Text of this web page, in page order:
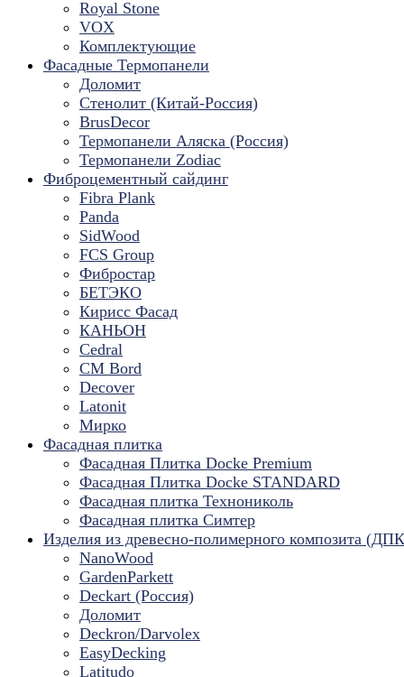
Royal Stone
VOX
Комплектующие
Фасадные Термопанели
Доломит
Стенолит (Китай-Россия)
BrusDecor
Термопанели Аляска (Россия)
Термопанели Zodiac
Фиброцементный сайдинг
Fibra Plank
Panda
SidWood
FCS Group
Фибростар
БЕТЭКО
Кирисс Фасад
КАНЬОН
Cedral
CM Bord
Decover
Latonit
Мирко
Фасадная плитка
Фасадная Плитка Docke Premium
Фасадная Плитка Docke STANDARD
Фасадная плитка Технониколь
Фасадная плитка Симтер
Изделия из древесно-полимерного композита
NanoWood
GardenParkett
Deckart (Россия)
Доломит
Deckron/Darvolex
EasyDecking
Latitudo